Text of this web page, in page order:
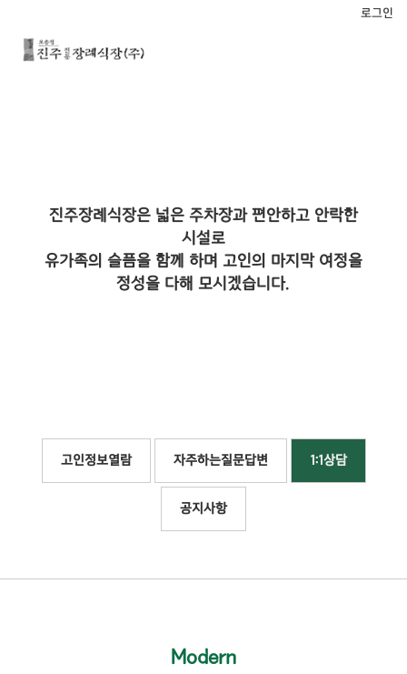
로그인
진주장례식장은 넓은 주차장과 편안하고 안락한
시설로
유가족의 슬픔을 함께 하며 고인의 마지막 여정을
정성을 다해 모시겠습니다.
고인정보열람 자주하는질문답변 1:1상담
공지사항
Modern